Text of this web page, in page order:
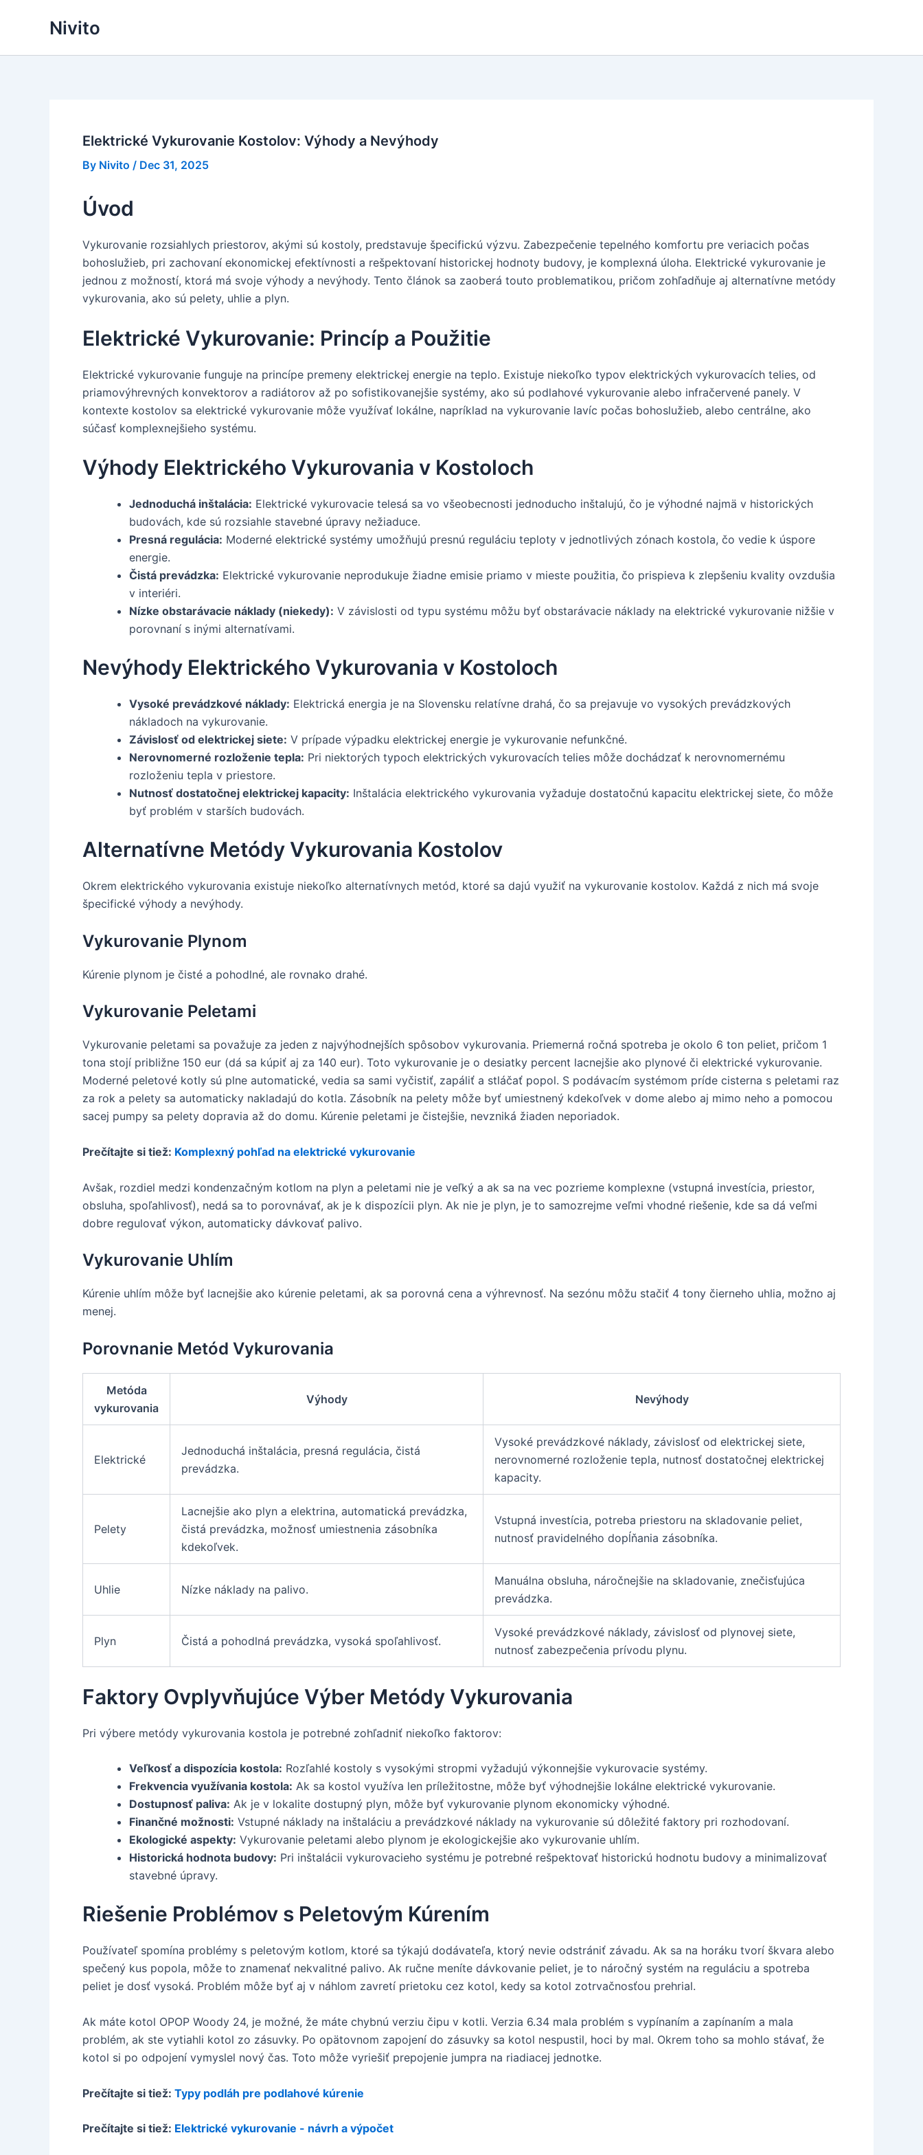
Nivito
Elektrické Vykurovanie Kostolov: Výhody a Nevýhody
By Nivito / Dec 31, 2025
Úvod
Vykurovanie rozsiahlych priestorov, akými sú kostoly, predstavuje špecifickú výzvu. Zabezpečenie tepelného komfortu pre veriacich počas
bohoslužieb, pri zachovaní ekonomickej efektívnosti a rešpektovaní historickej hodnoty budovy, je komplexná úloha. Elektrické vykurovanie je
jednou z možností, ktorá má svoje výhody a nevýhody. Tento článok sa zaoberá touto problematikou, pričom zohľadňuje aj alternatívne metódy
vykurovania, ako sú pelety, uhlie a plyn.
Elektrické Vykurovanie: Princíp a Použitie
Elektrické vykurovanie funguje na princípe premeny elektrickej energie na teplo. Existuje niekoľko typov elektrických vykurovacích telies, od
priamovýhrevných konvektorov a radiátorov až po sofistikovanejšie systémy, ako sú podlahové vykurovanie alebo infračervené panely. V
kontexte kostolov sa elektrické vykurovanie môže využívať lokálne, napríklad na vykurovanie lavíc počas bohoslužieb, alebo centrálne, ako
súčasť komplexnejšieho systému.
Výhody Elektrického Vykurovania v Kostoloch
Jednoduchá inštalácia: Elektrické vykurovacie telesá sa vo všeobecnosti jednoducho inštalujú, čo je výhodné najmä v historických
budovách, kde sú rozsiahle stavebné úpravy nežiaduce.
Presná regulácia: Moderné elektrické systémy umožňujú presnú reguláciu teploty v jednotlivých zónach kostola, čo vedie k úspore
energie.
Čistá prevádzka: Elektrické vykurovanie neprodukuje žiadne emisie priamo v mieste použitia, čo prispieva k zlepšeniu kvality ovzdušia
v interiéri.
Nízke obstarávacie náklady (niekedy): V závislosti od typu systému môžu byť obstarávacie náklady na elektrické vykurovanie nižšie v
porovnaní s inými alternatívami.
Nevýhody Elektrického Vykurovania v Kostoloch
Vysoké prevádzkové náklady: Elektrická energia je na Slovensku relatívne drahá, čo sa prejavuje vo vysokých prevádzkových
nákladoch na vykurovanie.
Závislosť od elektrickej siete: V prípade výpadku elektrickej energie je vykurovanie nefunkčné.
Nerovnomerné rozloženie tepla: Pri niektorých typoch elektrických vykurovacích telies môže dochádzať k nerovnomernému
rozloženiu tepla v priestore.
Nutnosť dostatočnej elektrickej kapacity: Inštalácia elektrického vykurovania vyžaduje dostatočnú kapacitu elektrickej siete, čo môže
byť problém v starších budovách.
Alternatívne Metódy Vykurovania Kostolov
Okrem elektrického vykurovania existuje niekoľko alternatívnych metód, ktoré sa dajú využiť na vykurovanie kostolov. Každá z nich má svoje
špecifické výhody a nevýhody.
Vykurovanie Plynom
Kúrenie plynom je čisté a pohodlné, ale rovnako drahé.
Vykurovanie Peletami
Vykurovanie peletami sa považuje za jeden z najvýhodnejších spôsobov vykurovania. Priemerná ročná spotreba je okolo 6 ton peliet, pričom 1
tona stojí približne 150 eur (dá sa kúpiť aj za 140 eur). Toto vykurovanie je o desiatky percent lacnejšie ako plynové či elektrické vykurovanie.
Moderné peletové kotly sú plne automatické, vedia sa sami vyčistiť, zapáliť a stláčať popol. S podávacím systémom príde cisterna s peletami raz
za rok a pelety sa automaticky nakladajú do kotla. Zásobník na pelety môže byť umiestnený kdekoľvek v dome alebo aj mimo neho a pomocou
sacej pumpy sa pelety dopravia až do domu. Kúrenie peletami je čistejšie, nevzniká žiaden neporiadok.
Prečítajte si tiež: Komplexný pohľad na elektrické vykurovanie
Avšak, rozdiel medzi kondenzačným kotlom na plyn a peletami nie je veľký a ak sa na vec pozrieme komplexne (vstupná investícia, priestor,
obsluha, spoľahlivosť), nedá sa to porovnávať, ak je k dispozícii plyn. Ak nie je plyn, je to samozrejme veľmi vhodné riešenie, kde sa dá veľmi
dobre regulovať výkon, automaticky dávkovať palivo.
Vykurovanie Uhlím
Kúrenie uhlím môže byť lacnejšie ako kúrenie peletami, ak sa porovná cena a výhrevnosť. Na sezónu môžu stačiť 4 tony čierneho uhlia, možno aj
menej.
Porovnanie Metód Vykurovania
Metóda
vykurovania
Výhody Nevýhody
Elektrické
Jednoduchá inštalácia, presná regulácia, čistá
prevádzka.
Vysoké prevádzkové náklady, závislosť od elektrickej siete,
nerovnomerné rozloženie tepla, nutnosť dostatočnej elektrickej
kapacity.
Pelety
Lacnejšie ako plyn a elektrina, automatická prevádzka,
čistá prevádzka, možnosť umiestnenia zásobníka
kdekoľvek.
Vstupná investícia, potreba priestoru na skladovanie peliet,
nutnosť pravidelného dopĺňania zásobníka.
Uhlie Nízke náklady na palivo.
Manuálna obsluha, náročnejšie na skladovanie, znečisťujúca
prevádzka.
Plyn Čistá a pohodlná prevádzka, vysoká spoľahlivosť.
Vysoké prevádzkové náklady, závislosť od plynovej siete,
nutnosť zabezpečenia prívodu plynu.
Faktory Ovplyvňujúce Výber Metódy Vykurovania
Pri výbere metódy vykurovania kostola je potrebné zohľadniť niekoľko faktorov:
Veľkosť a dispozícia kostola: Rozľahlé kostoly s vysokými stropmi vyžadujú výkonnejšie vykurovacie systémy.
Frekvencia využívania kostola: Ak sa kostol využíva len príležitostne, môže byť výhodnejšie lokálne elektrické vykurovanie.
Dostupnosť paliva: Ak je v lokalite dostupný plyn, môže byť vykurovanie plynom ekonomicky výhodné.
Finančné možnosti: Vstupné náklady na inštaláciu a prevádzkové náklady na vykurovanie sú dôležité faktory pri rozhodovaní.
Ekologické aspekty: Vykurovanie peletami alebo plynom je ekologickejšie ako vykurovanie uhlím.
Historická hodnota budovy: Pri inštalácii vykurovacieho systému je potrebné rešpektovať historickú hodnotu budovy a minimalizovať
stavebné úpravy.
Riešenie Problémov s Peletovým Kúrením
Používateľ spomína problémy s peletovým kotlom, ktoré sa týkajú dodávateľa, ktorý nevie odstrániť závadu. Ak sa na horáku tvorí škvara alebo
spečený kus popola, môže to znamenať nekvalitné palivo. Ak ručne meníte dávkovanie peliet, je to náročný systém na reguláciu a spotreba
peliet je dosť vysoká. Problém môže byť aj v náhlom zavretí prietoku cez kotol, kedy sa kotol zotrvačnosťou prehrial.
Ak máte kotol OPOP Woody 24, je možné, že máte chybnú verziu čipu v kotli. Verzia 6.34 mala problém s vypínaním a zapínaním a mala
problém, ak ste vytiahli kotol zo zásuvky. Po opätovnom zapojení do zásuvky sa kotol nespustil, hoci by mal. Okrem toho sa mohlo stávať, že
kotol si po odpojení vymyslel nový čas. Toto môže vyriešiť prepojenie jumpra na riadiacej jednotke.
Prečítajte si tiež: Typy podláh pre podlahové kúrenie
Prečítajte si tiež: Elektrické vykurovanie - návrh a výpočet